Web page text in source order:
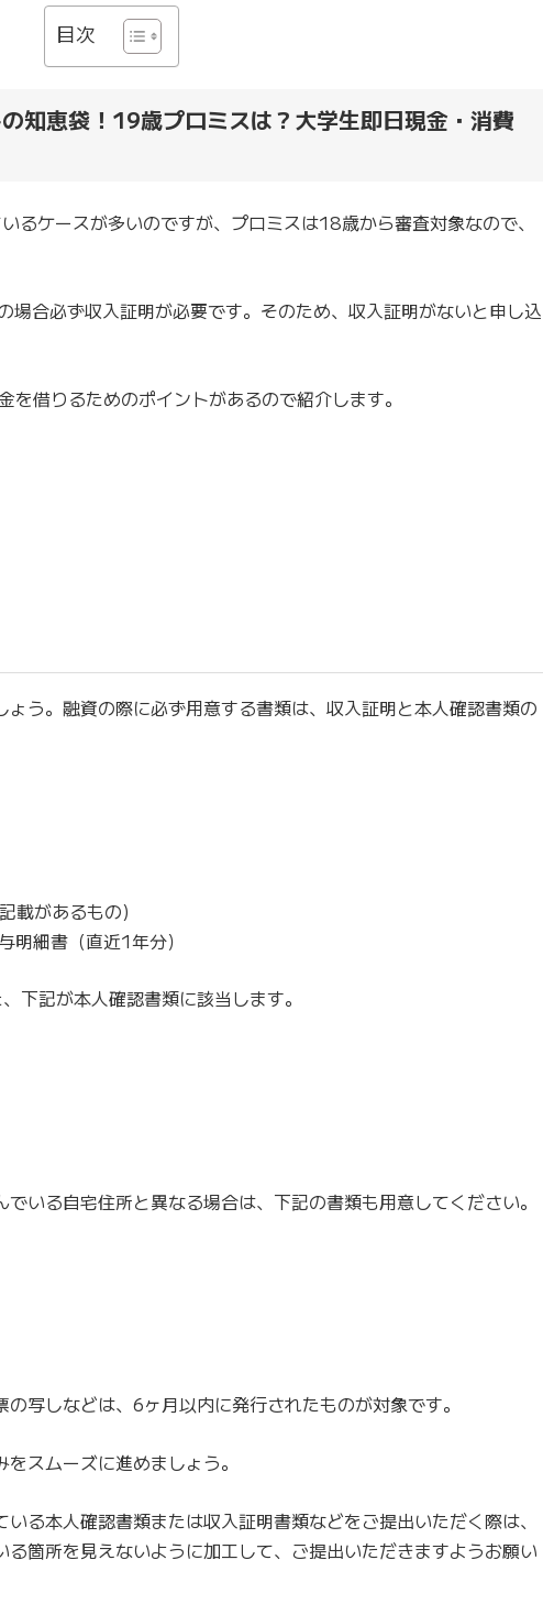
目次
知恵袋！19歳プロミスは？大学生即日現金・消費
るケースが多いのですが、プロミスは18歳から審査対象なので、
場合必ず収入証明が必要です。そのため、収入証明がないと申し込
借りるためのポイントがあるので紹介します。
う。融資の際に必ず用意する書類は、収入証明と本人確認書類の
載があるもの)
細書（直近1年分）
下記が本人確認書類に該当します。
いる自宅住所と異なる場合は、下記の書類も用意してください。
写しなどは、6ヶ月以内に発行されたものが対象です。
スムーズに進めましょう。
る本人確認書類または収入証明書類などをご提出いただく際は、
箇所を見えないように加工して、ご提出いただきますようお願い